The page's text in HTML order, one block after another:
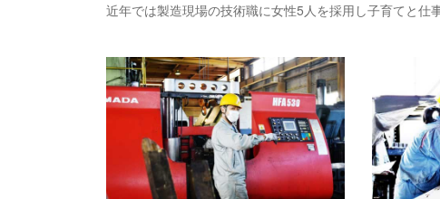
近年では製造現場の技術職に女性5人を採用し子育てと仕